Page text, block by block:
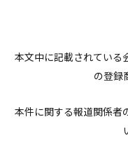
本文中に記載されている
の登録
本件に関する報道関係者